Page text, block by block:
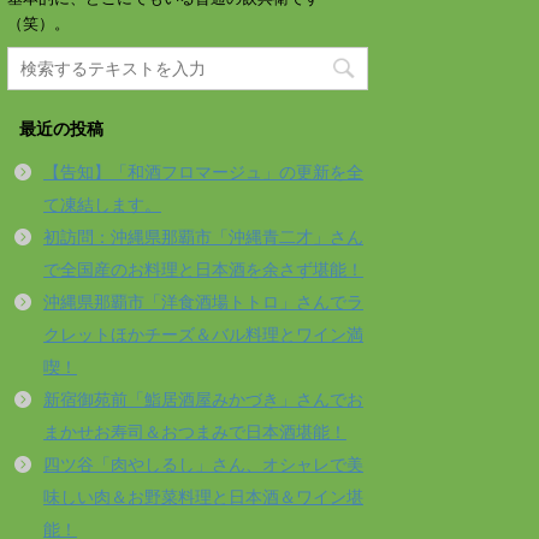
（笑）。
最近の投稿
【告知】「和酒フロマージュ」の更新を全
て凍結します。
初訪問：沖縄県那覇市「沖縄青二才」さん
で全国産のお料理と日本酒を余さず堪能！
沖縄県那覇市「洋食酒場トトロ」さんでラ
クレットほかチーズ＆バル料理とワイン満
喫！
新宿御苑前「鮨居酒屋みかづき」さんでお
まかせお寿司＆おつまみで日本酒堪能！
四ツ谷「肉やしるし」さん、オシャレで美
味しい肉＆お野菜料理と日本酒＆ワイン堪
能！